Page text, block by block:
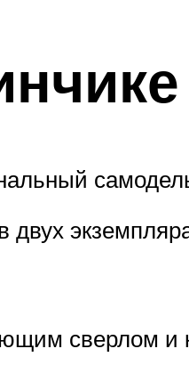
двух
сверлом